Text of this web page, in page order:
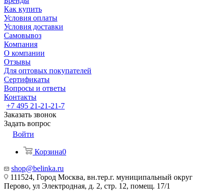
Как купить
Условия оплаты
Условия доставки
Самовывоз
Компания
О компании
Отзывы
Для оптовых покупателей
Сертификаты
Вопросы и ответы
Контакты
+7 495 21-21-21-7
Заказать звонок
Задать вопрос
Войти
Корзина0
shop@belinka.ru
111524, Город Москва, вн.тер.г. муниципальный округ
Перово, ул Электродная, д. 2, стр. 12, помещ. 17/1